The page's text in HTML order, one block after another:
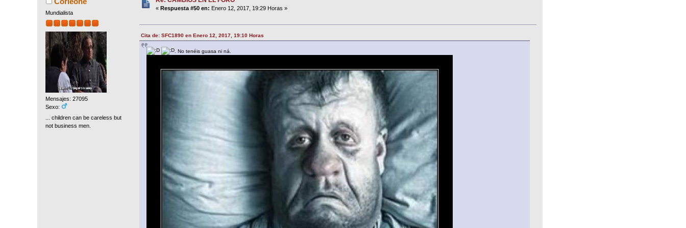
Mundialista
Mensajes: 27095
Sexo:
... children can be careless but
not business men.
«Respuesta #50 en: Enero 12, 2017, 19:29 Horas »
Cita de: SFC1890 en Enero 12, 2017, 19:10 Horas
. No tenéis guasa ni ná.